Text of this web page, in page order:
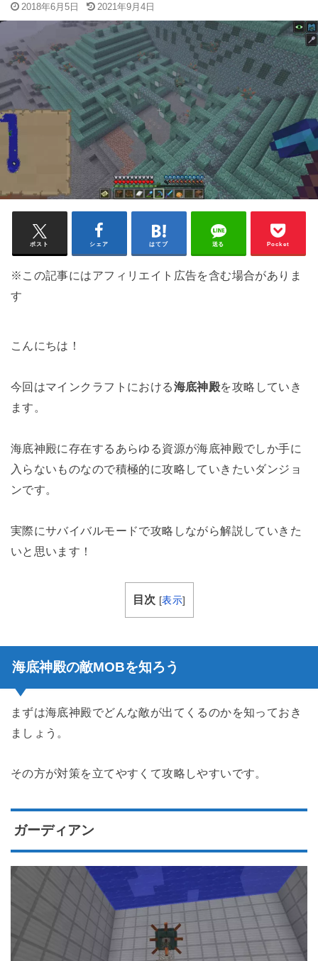
2018年6月5日 2021年9月4日
ポスト シェア はてブ 送る Pocket
※この記事にはアフィリエイト広告を含む場合がありま
す
こんにちは！
今回はマインクラフトにおける海底神殿を攻略していき
ます。
海底神殿に存在するあらゆる資源が海底神殿でしか手に
入らないものなので積極的に攻略していきたいダンジョ
ンです。
実際にサバイバルモードで攻略しながら解説していきた
いと思います！
目次 [表示]
海底神殿の敵MOBを知ろう
まずは海底神殿でどんな敵が出てくるのかを知っておき
ましょう。
その方が対策を立てやすくて攻略しやすいです。
ガーディアン